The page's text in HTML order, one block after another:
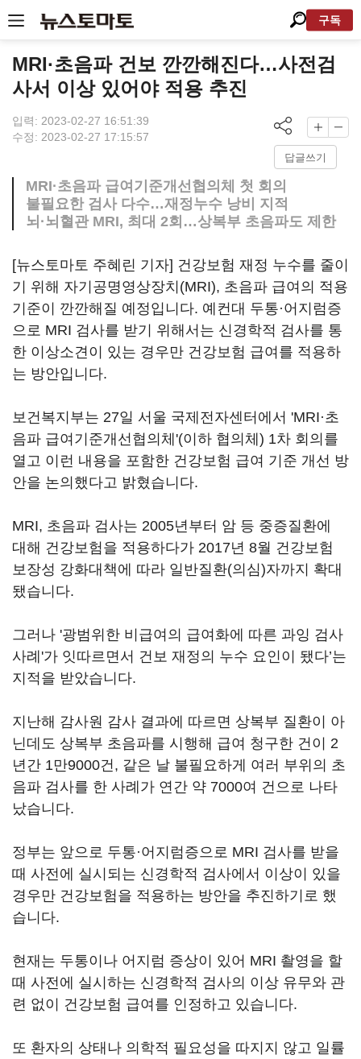
구독
MRI·초음파 건보 깐깐해진다…사전검
사서 이상 있어야 적용 추진
입력: 2023-02-27 16:51:39
수정: 2023-02-27 17:15:57
답글쓰기
MRI·초음파 급여기준개선협의체 첫 회의
불필요한 검사 다수…재정누수 낭비 지적
뇌·뇌혈관 MRI, 최대 2회…상복부 초음파도 제한
[뉴스토마토 주혜린 기자] 건강보험 재정 누수를 줄이
기 위해 자기공명영상장치(MRI), 초음파 급여의 적용
기준이 깐깐해질 예정입니다. 예컨대 두통·어지럼증
으로 MRI 검사를 받기 위해서는 신경학적 검사를 통
한 이상소견이 있는 경우만 건강보험 급여를 적용하
는 방안입니다.
보건복지부는 27일 서울 국제전자센터에서 'MRI·초
음파 급여기준개선협의체'(이하 협의체) 1차 회의를
열고 이런 내용을 포함한 건강보험 급여 기준 개선 방
안을 논의했다고 밝혔습니다.
MRI, 초음파 검사는 2005년부터 암 등 중증질환에
대해 건강보험을 적용하다가 2017년 8월 건강보험
보장성 강화대책에 따라 일반질환(의심)자까지 확대
됐습니다.
그러나 '광범위한 비급여의 급여화에 따른 과잉 검사
사례'가 잇따르면서 건보 재정의 누수 요인이 됐다’는
지적을 받았습니다.
지난해 감사원 감사 결과에 따르면 상복부 질환이 아
닌데도 상복부 초음파를 시행해 급여 청구한 건이 2
년간 1만9000건, 같은 날 불필요하게 여러 부위의 초
음파 검사를 한 사례가 연간 약 7000여 건으로 나타
났습니다.
정부는 앞으로 두통·어지럼증으로 MRI 검사를 받을
때 사전에 실시되는 신경학적 검사에서 이상이 있을
경우만 건강보험을 적용하는 방안을 추진하기로 했
습니다.
현재는 두통이나 어지럼 증상이 있어 MRI 촬영을 할
때 사전에 실시하는 신경학적 검사의 이상 유무와 관
련 없이 건강보험 급여를 인정하고 있습니다.
또 환자의 상태나 의학적 필요성을 따지지 않고 일률